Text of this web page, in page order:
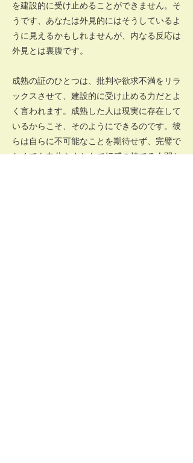
を建設的に受け止めることができません。そ
うです、あなたは外見的にはそうしているよ
うに見えるかもしれませんが、内なる反応は
外見とは裏腹です。
成熟の証のひとつは、批判や欲求不満をリラ
ックスさせて、建設的に受け止める力だとよ
く言われます。成熟した人は現実に存在して
いるからこそ、そのようにできるのです。彼
らは自らに不可能なことを期待せず、完璧で
なくても自分をまともで好感の持てる人間と